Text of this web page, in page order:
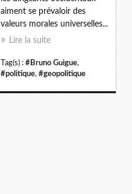
aiment se prévaloir des
valeurs morales universelles...
Lire la suite
Tag(s) : #Bruno Guigue,
#politique, #geopolitique